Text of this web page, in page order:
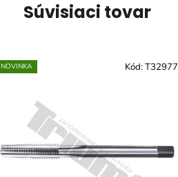
Súvisiaci tovar
NOVINKA Kód:T32977